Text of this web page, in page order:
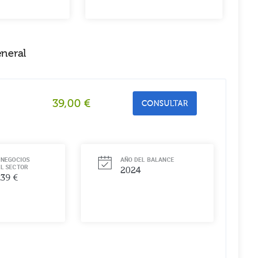
39,00 € CONSULTAR
SECTOR
€
AÑO DEL BALANCE
2024